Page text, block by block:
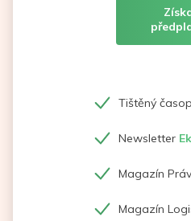
Tištěný
Newsletter
Magazín
Magazín